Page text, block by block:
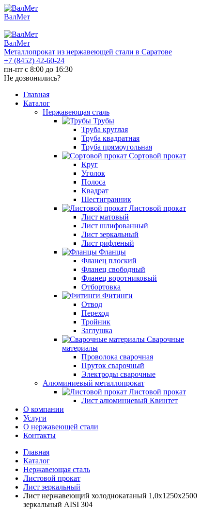
ВалМет
ВалМет
Металлопрокат из нержавеющей стали в Саратове
+7 (8452) 42-60-24
пн-пт с 8:00 до 16:30
Не дозвонились?
Главная
Каталог
Нержавеющая сталь
Трубы
Труба круглая
Труба квадратная
Труба прямоугольная
Сортовой прокат
Круг
Уголок
Полоса
Квадрат
Шестигранник
Листовой прокат
Лист матовый
Лист шлифованный
Лист зеркальный
Лист рифленый
Фланцы
Фланец плоский
Фланец свободный
Фланец воротниковый
Отбортовка
Фитинги
Отвод
Переход
Тройник
Заглушка
Сварочные
материалы
Проволока сварочная
Пруток сварочный
Электроды сварочные
Алюминиевый металлопрокат
Листовой прокат
Лист алюминиевый Квинтет
О компании
Услуги
О нержавеющей стали
Контакты
Главная
Каталог
Нержавеющая сталь
Листовой прокат
Лист зеркальный
Лист нержавеющий холоднокатаный 1,0х1250х2500
зеркальный AISI 304